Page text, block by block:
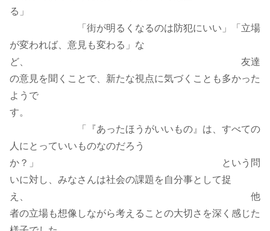
る」
「街が明るくなるのは防犯にいい」「立場
が変われば、意見も変わる」な
ど、 友達
の意見を聞くことで、新たな視点に気づくことも多かった
ようで
す。
「『あったほうがいいもの』は、すべての
人にとっていいものなのだろう
か？」 という問
いに対し、みなさんは社会の課題を自分事として捉
え、 他
者の立場も想像しながら考えることの大切さを深く感じた